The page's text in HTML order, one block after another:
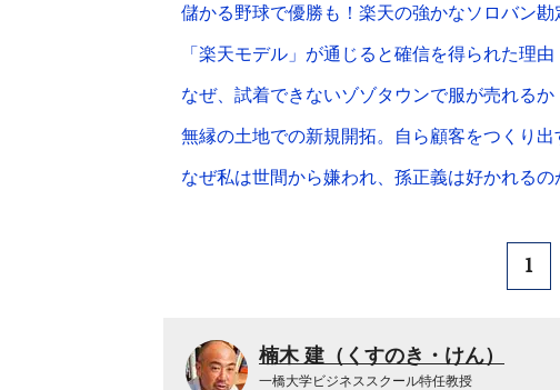
儲かる野球で優勝も！楽天の強かなソロバン勘
「楽天モデル」が通じると確信を得られた理
なぜ、試着できないゾゾタウンで服が売れるか
無縁の土地での新規開拓。自ら顧客をつくり
なぜ私は世間から嫌われ、孫正義は好かれる
1
楠木 建（くすのき・けん）
一橋大学ビジネススクール特任教授